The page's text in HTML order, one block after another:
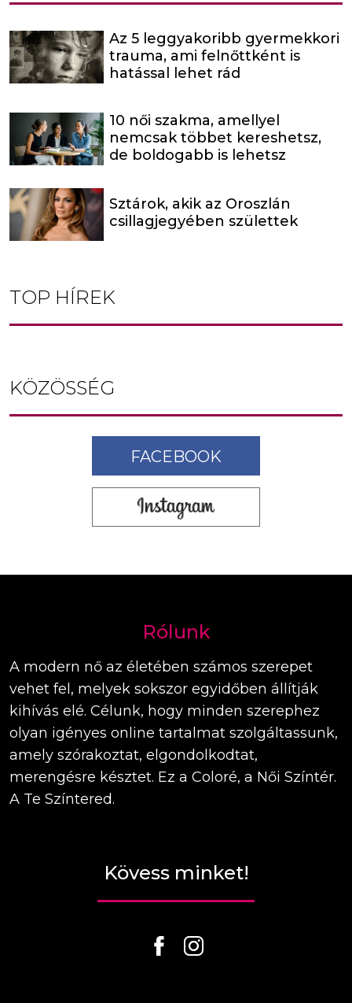
Az 5 leggyakoribb gyermekkori
trauma, ami felnőttként is
hatással lehet rád
10 női szakma, amellyel
nemcsak többet kereshetsz,
de boldogabb is lehetsz
Sztárok, akik az Oroszlán
csillagjegyében születtek
TOP HÍREK
KÖZÖSSÉG
FACEBOOK
Rólunk
A modern nő az életében számos szerepet
vehet fel, melyek sokszor egyidőben állítják
kihívás elé. Célunk, hogy minden szerephez
olyan igényes online tartalmat szolgáltassunk,
amely szórakoztat, elgondolkodtat,
merengésre késztet. Ez a Coloré, a Női Színtér.
A Te Színtered.
Kövess minket!